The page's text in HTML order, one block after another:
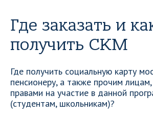
Где заказать и
получить СКМ
Где получить социальную карту
пенсионеру, а также прочим
правами на участие в данной
(студентам, школьникам)?